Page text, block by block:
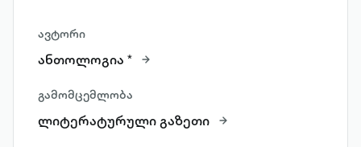
ავტორი
ანთოლოგია *
გამომცემლობა
ლიტერატურული გაზეთი